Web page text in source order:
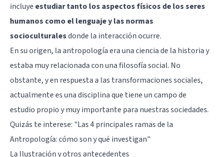
incluye estudiar tanto los aspectos físicos de los seres
humanos como el lenguaje y las normas
socioculturalesdonde la interacción ocurre.
En su origen, la antropología era una ciencia de la historia y
estaba muy relacionada con una filosofía social. No
obstante, y en respuesta a las transformaciones sociales,
actualmente es una disciplina que tiene un campo de
estudio propio y muy importante para nuestras sociedades.
Quizás te interese: "Las 4 principales ramas de la
Antropología: cómo son y qué investigan"
La Ilustración y otros antecedentes